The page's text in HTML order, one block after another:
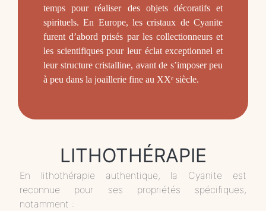
temps pour réaliser des objets décoratifs et
spirituels. En Europe, les cristaux de Cyanite
furent d’abord prisés par les collectionneurs et
les scientifiques pour leur éclat exceptionnel et
leur structure cristalline, avant de s’imposer peu
à peu dans la joaillerie fine au XXᵉ siècle.
LITHOTHÉRAPIE
En lithothérapie authentique, la Cyanite est
reconnue pour ses propriétés spécifiques,
notamment :